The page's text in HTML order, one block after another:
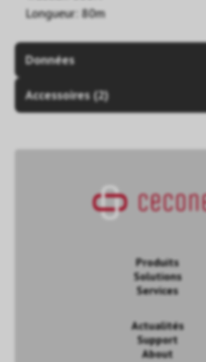
Longueur: 80m
Données
Accessoires (2)
Produits
Solutions
Services
Actualités
Support
About